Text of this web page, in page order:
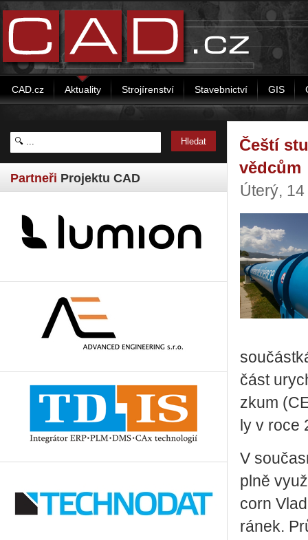
CAD.cz Aktuality Strojírenství Stavebnictví GIS
Partneři Projektu CAD
Čeští
vědcům
Úterý,
část
zkum
ly v roce
V
plně
corn
rá­nek.